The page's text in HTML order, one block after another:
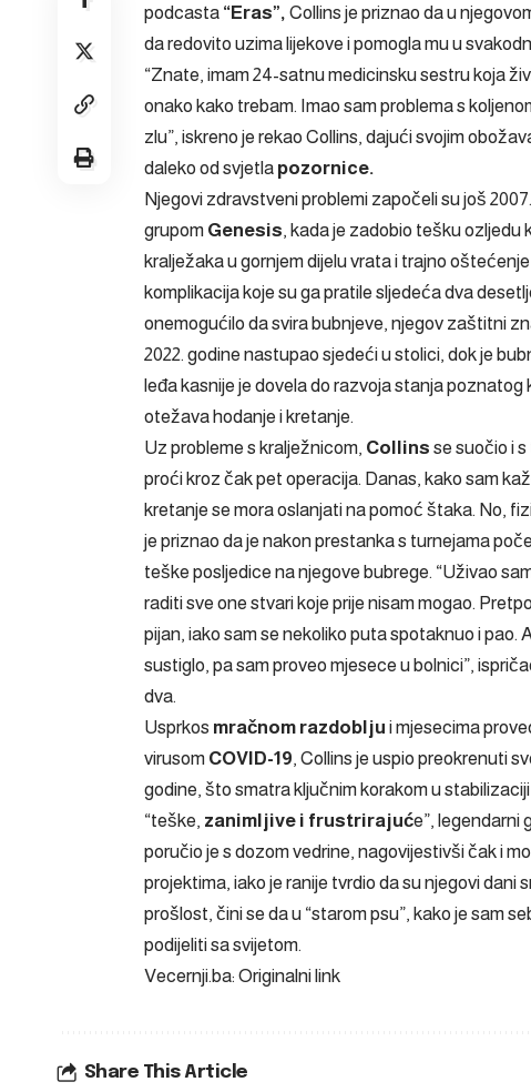
podcasta “Eras”, Collins je priznao da u
da redovito uzima lijekove i pomogla mu u
“Znate, imam 24-satnu medicinsku sestru koja
onako kako trebam. Imao sam problema s
zlu”, iskreno je rekao Collins, dajući svojim
daleko od svjetla pozornice.
Njegovi zdravstveni problemi započeli su još
grupom Genesis, kada je zadobio tešku
kralježaka u gornjem dijelu vrata i trajno
komplikacija koje su ga pratile sljedeća dva
onemogućilo da svira bubnjeve, njegov zaštitni
2022. godine nastupao sjedeći u stolici, dok je
leđa kasnije je dovela do razvoja stanja
otežava hodanje i kretanje.
Uz probleme s kralježnicom, Collins se suočio i
proći kroz čak pet operacija. Danas, kako sam
kretanje se mora oslanjati na pomoć štaka. No,
je priznao da je nakon prestanka s turnejama
teške posljedice na njegove bubrege. “Uživao
raditi sve one stvari koje prije nisam mogao.
pijan, iako sam se nekoliko puta spotaknuo i pao.
sustiglo, pa sam proveo mjesece u bolnici”,
dva.
Usprkos mračnom razdoblju i mjesecima
virusom COVID-19, Collins je uspio preokrenuti
godine, što smatra ključnim korakom u
“teške, zanimljive i frustrirajuće”, legendarni
poručio je s dozom vedrine, nagovijestivši čak i
projektima, iako je ranije tvrdio da su njegovi dani
prošlost, čini se da u “starom psu”, kako je sam
podijeliti sa svijetom.
Vecernji.ba: Originalni link
Share This Article